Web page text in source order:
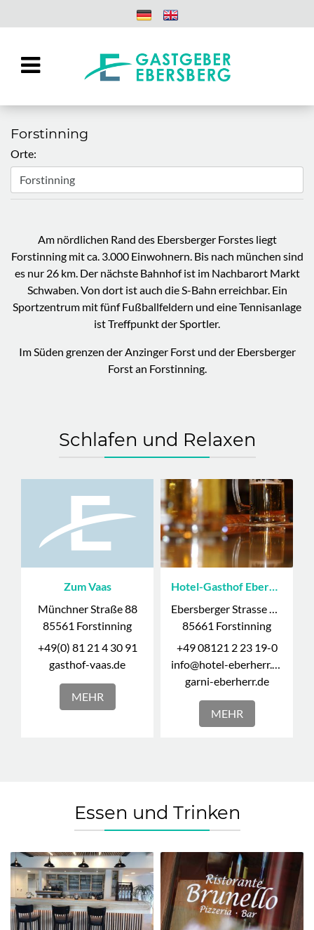
Forstinning
Orte:
Am nördlichen Rand des Ebersberger Forstes liegt
Forstinning mit ca. 3.000 Einwohnern. Bis nach münchen sind
es nur 26 km. Der nächste Bahnhof ist im Nachbarort Markt
Schwaben. Von dort ist auch die S-Bahn erreichbar. Ein
Sportzentrum mit fünf Fußballfeldern und eine Tennisanlage
ist Treffpunkt der Sportler.
Im Süden grenzen der Anzinger Forst und der Ebersberger
Forst an Forstinning.
Schlafen und Relaxen
Zum Vaas
Münchner Straße 88
85561 Forstinning
+49(0) 81 21 4 30 91
gasthof-vaas.de
MEHR
Hotel-Gasthof Eberherr
85661 Forstinning
+49 08121 2 23 19-0
info@hotel-eberherr.de
garni-eberherr.de
MEHR
Essen und Trinken